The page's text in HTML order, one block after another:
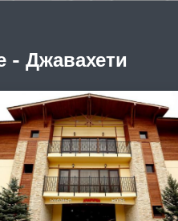
- Джавахети